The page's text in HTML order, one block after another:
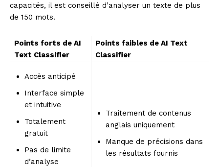
capacités, il est conseillé d’analyser un texte de plus
de 150 mots.
Points forts de AI
Text Classifier
Points faibles de AI Text
Classifier
Accès anticipé
Interface simple
et intuitive
Totalement
gratuit
Pas de limite
d’analyse
Traitement de contenus
anglais uniquement
Manque de précisions dans
les résultats fournis